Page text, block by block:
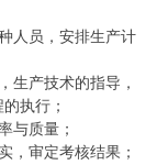
人员，安排生产计
生产技术的指导，
执行；
与质量；
，审定考核结果；